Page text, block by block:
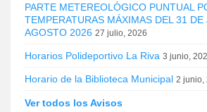
PARTE METEREOLÓGICO PUNTUAL
TEMPERATURAS MÁXIMAS DEL 31 DE
AGOSTO 2026 27 julio, 2026
Horarios Polideportivo La Riva 3 junio,
Horario de la Biblioteca Municipal 2 junio,
Ver todos los Avisos